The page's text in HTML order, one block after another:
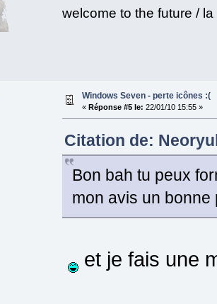
welcome to the future /
Windows Seven - perte icônes :(
« Réponse #5 le: 22/01/10 15:55 »
Citation de:
Bon bah tu peux
mon avis un
et je fais une